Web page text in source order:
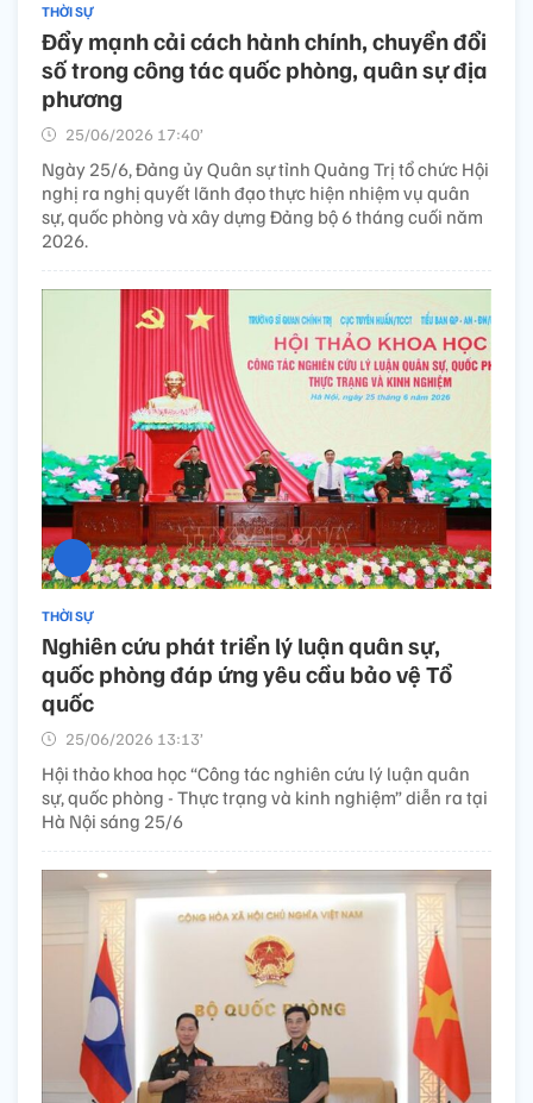
THỜI SỰ
Đẩy mạnh cải cách hành chính, chuyển đổi
số trong công tác quốc phòng, quân sự địa
phương
25/06/2026 17:40’
Ngày 25/6, Đảng ủy Quân sự tỉnh Quảng Trị tổ chức Hội
nghị ra nghị quyết lãnh đạo thực hiện nhiệm vụ quân
sự, quốc phòng và xây dựng Đảng bộ 6 tháng cuối năm
2026.
THỜI SỰ
Nghiên cứu phát triển lý luận quân sự,
quốc phòng đáp ứng yêu cầu bảo vệ Tổ
quốc
25/06/2026 13:13’
Hội thảo khoa học “Công tác nghiên cứu lý luận quân
sự, quốc phòng - Thực trạng và kinh nghiệm” diễn ra tại
Hà Nội sáng 25/6